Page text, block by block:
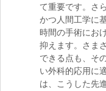
て重要です。さ
かつ人間工学に
時間の手術にお
抑えます。さま
できる点も、そ
い外科的応用に
は、こうした先